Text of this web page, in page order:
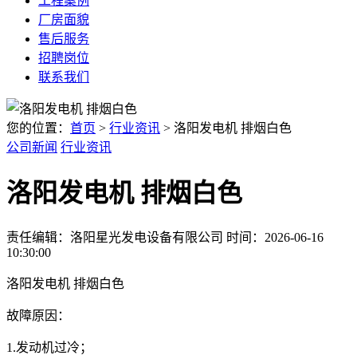
厂房面貌
售后服务
招聘岗位
联系我们
您的位置： 首页 > 行业资讯 > 洛阳发电机 排烟白色
公司新闻 行业资讯
洛阳发电机 排烟白色
责任编辑：洛阳星光发电设备有限公司 时间：2026-06-16
10:30:00
洛阳发电机 排烟白色
故障原因：
1.发动机过冷；